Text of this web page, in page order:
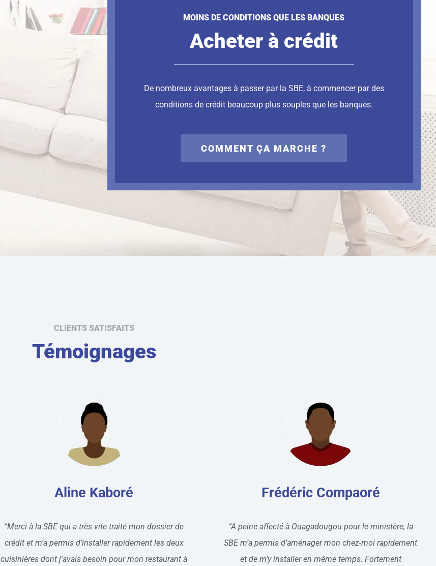
MOINS DE CONDITIONS QUE LES BANQUES
Acheter à crédit
De nombreux avantages à passer par la SBE, à commencer par des
conditions de crédit beaucoup plus souples que les banques.
COMMENT ÇA MARCHE ?
CLIENTS SATISFAITS
Témoignages
Aline Kaboré
“Merci à la SBE qui a très vite traité mon dossier de
crédit et m’a permis d’installer rapidement les deux
cuisinières dont j’avais besoin pour mon restaurant à
Frédéric Compaoré
“A peine affecté à Ouagadougou pour le ministère, la
SBE m’a permis d’aménager mon chez-moi rapidement
et de m’y installer en même temps. Fortement